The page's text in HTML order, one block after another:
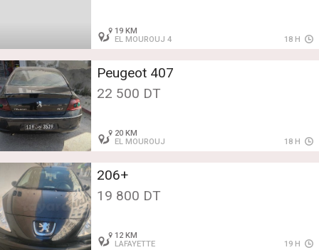
19 KM
EL MOUROUJ 4
18 H
Peugeot 407
22 500 DT
20 KM
EL MOUROUJ
18 H
206+
19 800 DT
12 KM
LAFAYETTE
19 H